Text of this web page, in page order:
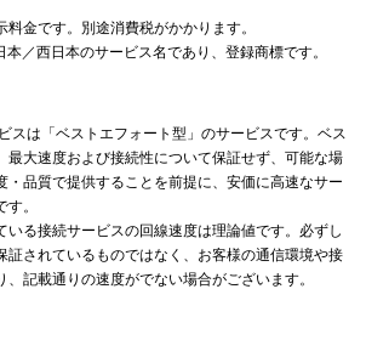
金です。別途消費税がかかります。
本／西日本のサービス名であり、登録商標です。
スは「ベストエフォート型」のサービスです。ベス
最大速度および接続性について保証せず、可能な場
・品質で提供することを前提に、安価に高速なサー
。
いる接続サービスの回線速度は理論値です。必ずし
証されているものではなく、お客様の通信環境や接
記載通りの速度がでない場合がございます。